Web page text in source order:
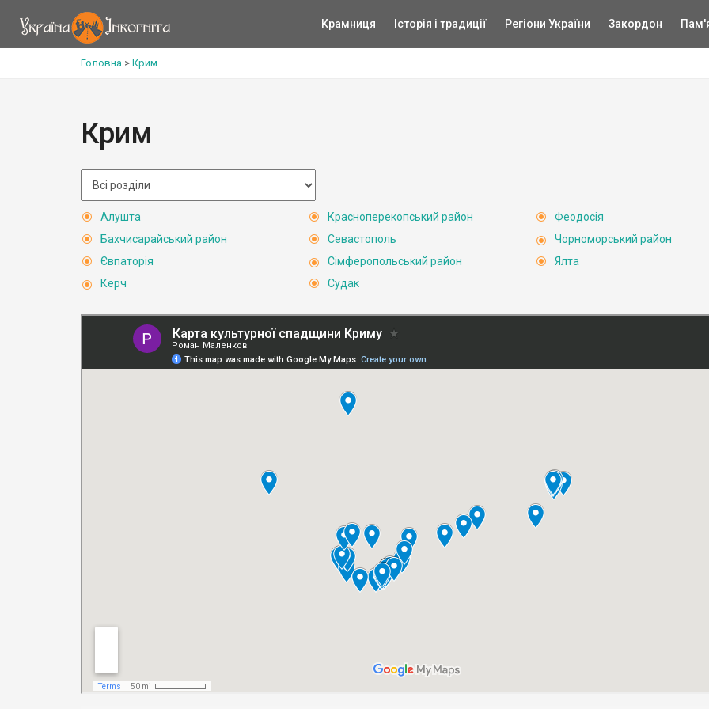
Крамниця Історія і традиції Регіони України Закордон
Головна > Крим
Крим
Алушта
Бахчисарайський район
Євпаторія
Керч
Красноперекопський район
Севастополь
Сімферопольський район
Судак
Феодосія
Чорноморський район
Ялта